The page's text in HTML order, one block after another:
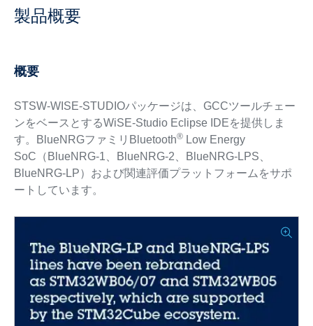
製品概要
概要
STSW-WISE-STUDIOパッケージは、GCCツールチェー
ンをベースとするWiSE-Studio Eclipse IDEを提供しま
す。BlueNRGファミリBluetooth®Low Energy
SoC（BlueNRG-1、BlueNRG-2、BlueNRG-LPS、
BlueNRG-LP）および関連評価プラットフォームをサポ
ートしています。